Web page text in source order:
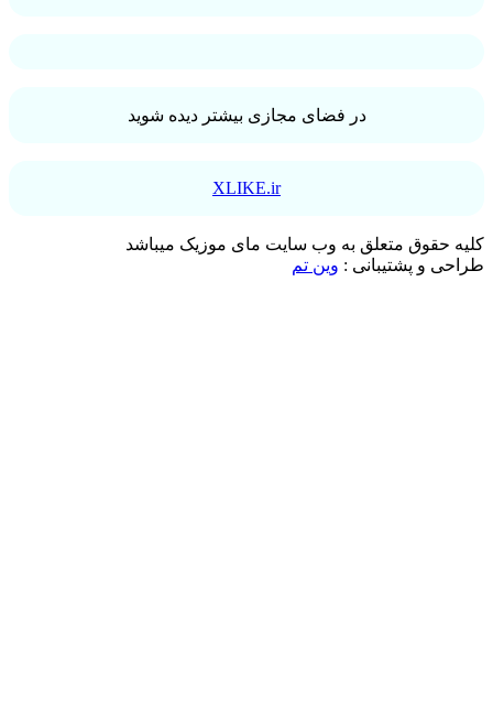
در فضای مجازی بیشتر دیده شوید
XLIKE.ir
کلیه حقوق متعلق به وب سایت مای موزیک میباشد
طراحی و پشتیبانی : وین تم